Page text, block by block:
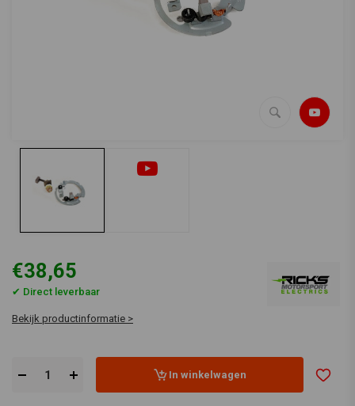
€38,65
✔ Direct leverbaar
Bekijk productinformatie >
In winkelwagen